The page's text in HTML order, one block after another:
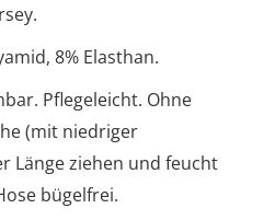
8% Elasthan.
Pflegeleicht. Ohne
(mit niedriger
Länge ziehen und feucht
bügelfrei.